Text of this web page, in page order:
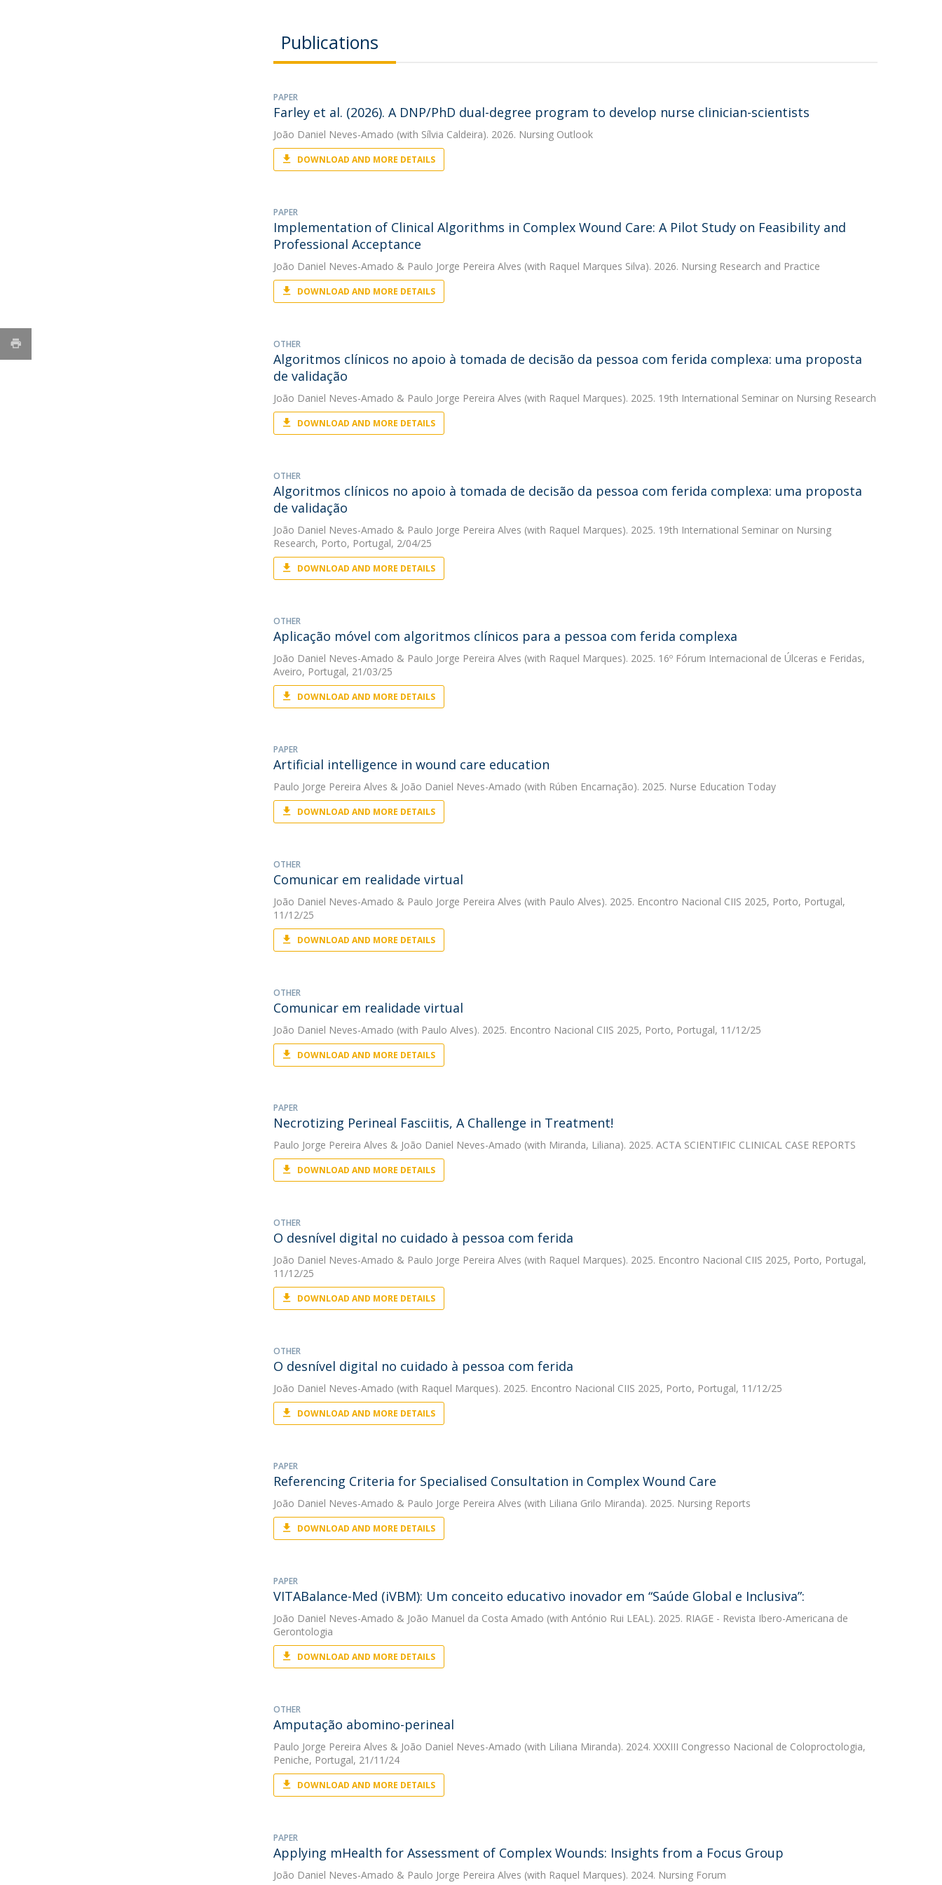
Publications
PAPER
Farley et al. (2026). A DNP/PhD dual-degree program to develop nurse clinician-scientists
João Daniel Neves-Amado (with Sílvia Caldeira). 2026. Nursing Outlook
DOWNLOAD AND MORE DETAILS
PAPER
Implementation of Clinical Algorithms in Complex Wound Care: A Pilot Study on Feasibility and
Professional Acceptance
João Daniel Neves-Amado & Paulo Jorge Pereira Alves (with Raquel Marques Silva). 2026. Nursing Research and Practice
DOWNLOAD AND MORE DETAILS
OTHER
Algoritmos clínicos no apoio à tomada de decisão da pessoa com ferida complexa: uma proposta
de validação
João Daniel Neves-Amado & Paulo Jorge Pereira Alves (with Raquel Marques). 2025. 19th International Seminar on Nursing Research
DOWNLOAD AND MORE DETAILS
OTHER
Algoritmos clínicos no apoio à tomada de decisão da pessoa com ferida complexa: uma proposta
de validação
João Daniel Neves-Amado & Paulo Jorge Pereira Alves (with Raquel Marques). 2025. 19th International Seminar on Nursing
Research, Porto, Portugal, 2/04/25
DOWNLOAD AND MORE DETAILS
OTHER
Aplicação móvel com algoritmos clínicos para a pessoa com ferida complexa
João Daniel Neves-Amado & Paulo Jorge Pereira Alves (with Raquel Marques). 2025. 16º Fórum Internacional de Úlceras e Feridas,
Aveiro, Portugal, 21/03/25
DOWNLOAD AND MORE DETAILS
PAPER
Artificial intelligence in wound care education
Paulo Jorge Pereira Alves & João Daniel Neves-Amado (with Rúben Encarnação). 2025. Nurse Education Today
DOWNLOAD AND MORE DETAILS
OTHER
Comunicar em realidade virtual
João Daniel Neves-Amado & Paulo Jorge Pereira Alves (with Paulo Alves). 2025. Encontro Nacional CIIS 2025, Porto, Portugal,
11/12/25
DOWNLOAD AND MORE DETAILS
OTHER
Comunicar em realidade virtual
João Daniel Neves-Amado (with Paulo Alves). 2025. Encontro Nacional CIIS 2025, Porto, Portugal, 11/12/25
DOWNLOAD AND MORE DETAILS
PAPER
Necrotizing Perineal Fasciitis, A Challenge in Treatment!
Paulo Jorge Pereira Alves & João Daniel Neves-Amado (with Miranda, Liliana). 2025. ACTA SCIENTIFIC CLINICAL CASE REPORTS
DOWNLOAD AND MORE DETAILS
OTHER
O desnível digital no cuidado à pessoa com ferida
João Daniel Neves-Amado & Paulo Jorge Pereira Alves (with Raquel Marques). 2025. Encontro Nacional CIIS 2025, Porto, Portugal,
11/12/25
DOWNLOAD AND MORE DETAILS
OTHER
O desnível digital no cuidado à pessoa com ferida
João Daniel Neves-Amado (with Raquel Marques). 2025. Encontro Nacional CIIS 2025, Porto, Portugal, 11/12/25
DOWNLOAD AND MORE DETAILS
PAPER
Referencing Criteria for Specialised Consultation in Complex Wound Care
João Daniel Neves-Amado & Paulo Jorge Pereira Alves (with Liliana Grilo Miranda). 2025. Nursing Reports
DOWNLOAD AND MORE DETAILS
PAPER
VITABalance-Med (iVBM): Um conceito educativo inovador em “Saúde Global e Inclusiva”:
João Daniel Neves-Amado & João Manuel da Costa Amado (with António Rui LEAL). 2025. RIAGE - Revista Ibero-Americana de
Gerontologia
DOWNLOAD AND MORE DETAILS
OTHER
Amputação abomino-perineal
Paulo Jorge Pereira Alves & João Daniel Neves-Amado (with Liliana Miranda). 2024. XXXIII Congresso Nacional de Coloproctologia,
Peniche, Portugal, 21/11/24
DOWNLOAD AND MORE DETAILS
PAPER
Applying mHealth for Assessment of Complex Wounds: Insights from a Focus Group
João Daniel Neves-Amado & Paulo Jorge Pereira Alves (with Raquel Marques). 2024. Nursing Forum